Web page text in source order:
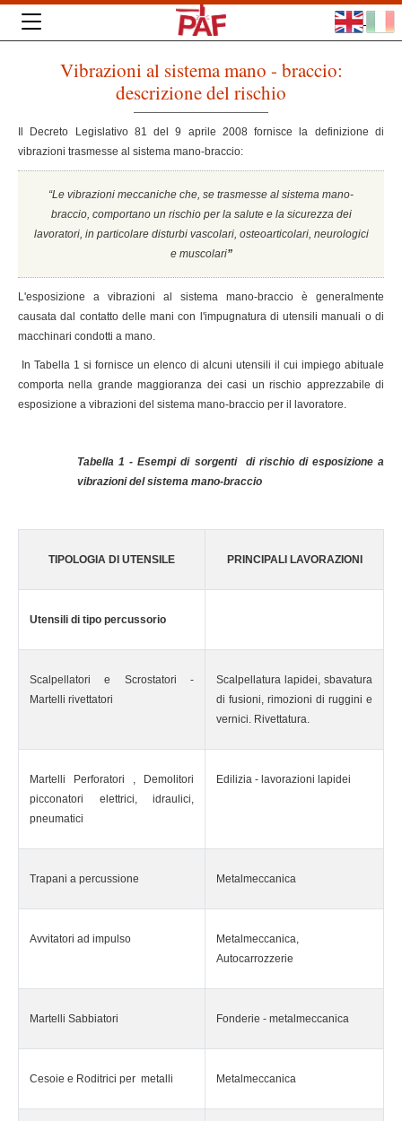
Vibrazioni al sistema mano - braccio:
descrizione del rischio
Il Decreto Legislativo 81 del 9 aprile 2008 fornisce la definizione di
vibrazioni trasmesse al sistema mano-braccio:
“Le vibrazioni meccaniche che, se trasmesse al sistema mano-
braccio, comportano un rischio per la salute e la sicurezza dei
lavoratori, in particolare disturbi vascolari, osteoarticolari, neurologici
e muscolari”
L'esposizione a vibrazioni al sistema mano-braccio è generalmente
causata dal contatto delle mani con l'impugnatura di utensili manuali o di
macchinari condotti a mano.
In Tabella 1 si fornisce un elenco di alcuni utensili il cui impiego abituale
comporta nella grande maggioranza dei casi un rischio apprezzabile di
esposizione a vibrazioni del sistema mano-braccio per il lavoratore.
Tabella 1 - Esempi di sorgenti di rischio di esposizione a
vibrazioni del sistema mano-braccio
TIPOLOGIA DI UTENSILE PRINCIPALI LAVORAZIONI
Utensili di tipo percussorio
Scalpellatori e Scrostatori -
Martelli rivettatori
Scalpellatura lapidei, sbavatura
di fusioni, rimozioni di ruggini e
vernici. Rivettatura.
Martelli Perforatori , Demolitori
picconatori elettrici, idraulici,
pneumatici
Edilizia - lavorazioni lapidei
Trapani a percussione Metalmeccanica
Avvitatori ad impulso
Metalmeccanica,
Autocarrozzerie
Martelli Sabbiatori Fonderie - metalmeccanica
Cesoie e Roditrici per metalli Metalmeccanica